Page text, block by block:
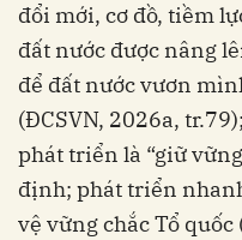
đổi mới, cơ đồ, tiềm
đất nước được nâng
để đất nước vươn
(ĐCSVN, 2026a,
phát triển là “giữ
định; phát triển
vệ vững chắc Tổ